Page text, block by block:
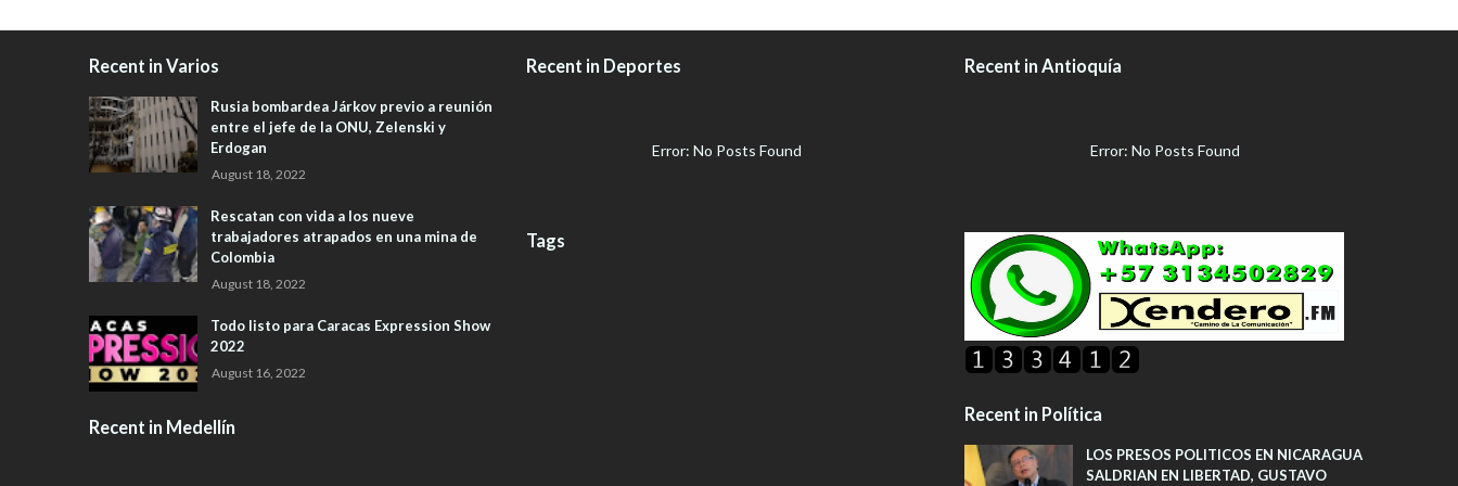
Recent in Varios
Rusia bombardea Járkov previo a reunión
entre el jefe de la ONU, Zelenski y
Erdogan
August 18, 2022
Rescatan con vida a los nueve
trabajadores atrapados en una mina de
Colombia
August 18, 2022
Todo listo para Caracas Expression Show
2022
August 16, 2022
Recent in Medellín
Recent in Deportes
Error: No Posts Found
Tags
Recent in Antioquía
Error: No Posts Found
Recent in Política
LOS PRESOS POLITICOS EN NICARAGUA
SALDRIAN EN LIBERTAD, GUSTAVO